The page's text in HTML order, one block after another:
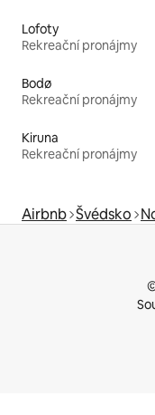
Lofoty
Rekreační pronájmy
Bodø
Rekreační pronájmy
Kiruna
Rekreační pronájmy
Airbnb Švédsko